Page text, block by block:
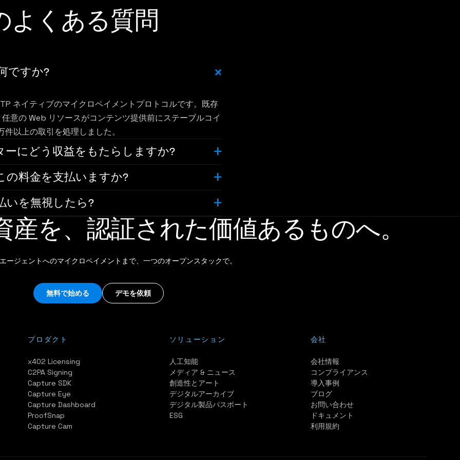
よくある質問
ですか?
ネイティブのマイクロペイメントプロトコルです。既存
意の Web リソースがコンテンツ提供前にステーブルコイ
以上の取引を処理しました。
ーにどう収益をもたらしますか?
の料金を支払いますか?
いを無視したら?
を、認証された価値あるものへ。
ージェントへのマイクロペイメントまで、一つのオープンスタックで。
無料で始める デモを依頼
プロダクト
x402 Licensing
C2PA Signing
Capture SDK
Capture Eye
Capture Dashboard
ProofSnap
Capture Cam
ソリューション
人工知能
メディア & ニュース
創造性とアート
デジタルアーカイブ
デジタル製品パスポート
ESG
会社
会社情報
コンプライアンス
導入事例
ブログ
お問い合わせ
ドキュメント
利用規約